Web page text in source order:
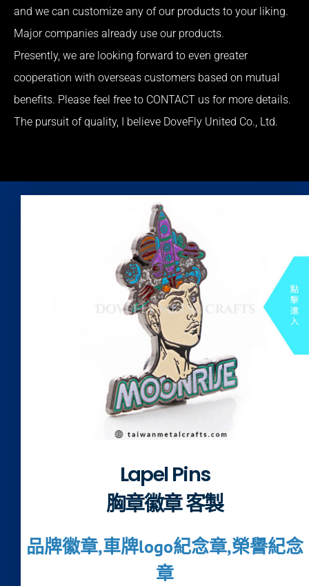
and we can customize any of our products to your liking.
Major companies already use our products.
Presently, we are looking forward to even greater
cooperation with overseas customers based on mutual
benefits. Please feel free to CONTACT us for more details.
The pursuit of quality, I believe DoveFly United Co., Ltd.
Lapel Pins
胸章徽章 客製
品牌徽章,車牌logo紀念章,榮譽紀念
章